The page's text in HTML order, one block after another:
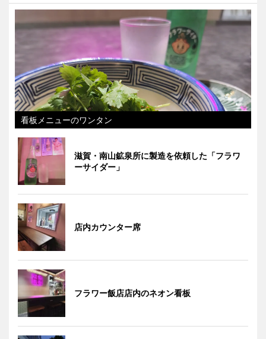
看板メニューのワンタン
滋賀・南山鉱泉所に製造を依頼した「フラワ
ーサイダー」
店内カウンター席
フラワー飯店店内のネオン看板